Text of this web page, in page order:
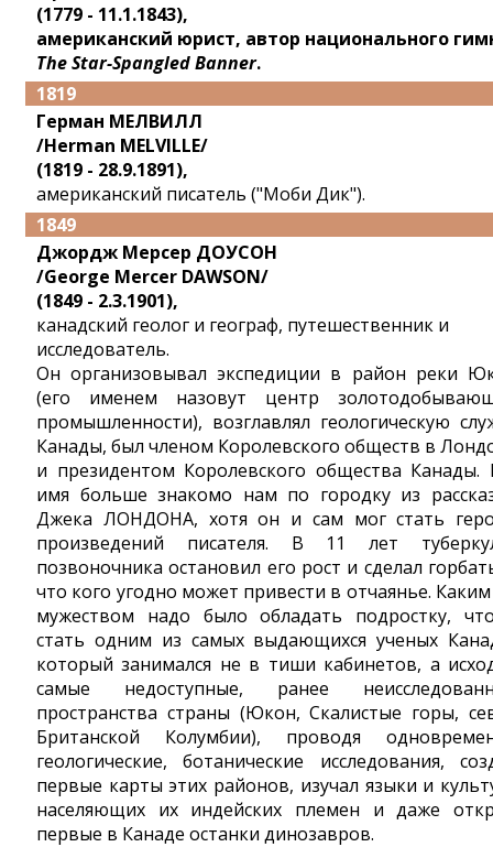
(1779 - 11.1.1843),
американский юрист, автор национального
The Star-Spangled Banner.
1819
Герман МЕЛВИЛЛ
/Herman MELVILLE/
(1819 - 28.9.1891),
американский писатель ("Моби Дик").
1849
Джордж Мерсер ДОУСОН
/George Mercer DAWSON/
(1849 - 2.3.1901),
канадский геолог и географ, путешественник и
исследователь.
Он организовывал экспедиции в район реки
(его именем назовут центр
промышленности), возглавлял геологическую
Канады, был членом Королевского обществ в
и президентом Королевского общества Канады.
имя больше знакомо нам по городку из
Джека ЛОНДОНА, хотя он и сам мог стать
произведений писателя. В 11 лет
позвоночника остановил его рост и сделал
что кого угодно может привести в отчаянье.
мужеством надо было обладать подростку,
стать одним из самых выдающихся ученых
который занимался не в тиши кабинетов, а
самые недоступные, ранее
пространства страны (Юкон, Скалистые горы,
Британской Колумбии), проводя
геологические, ботанические исследования,
первые карты этих районов, изучал языки и
населяющих их индейских племен и даже
первые в Канаде останки динозавров.